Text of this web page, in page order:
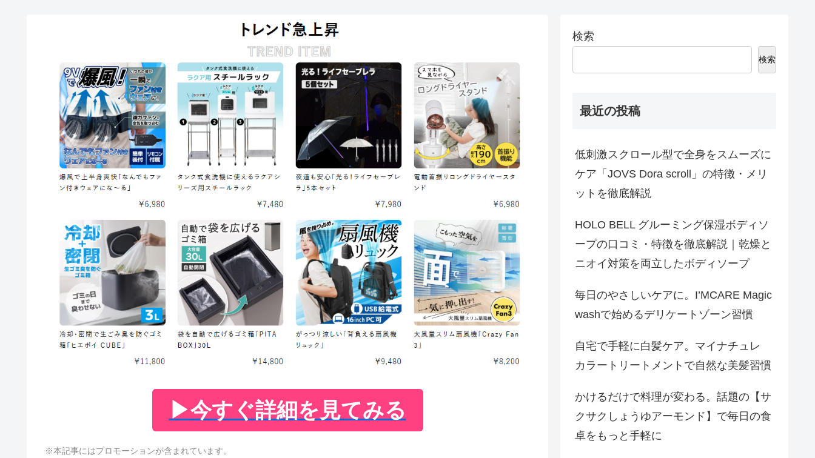
▶今すぐ詳細を見てみる
※本記事にはプロモーションが含まれています。
検索
検索
最近の投稿
低刺激スクロール型で全身をスムーズに
ケア「JOVS Dora scroll」の特徴・メリ
ットを徹底解説
HOLO BELL グルーミング保湿ボディソ
ープの口コミ・特徴を徹底解説｜乾燥と
ニオイ対策を両立したボディソープ
毎日のやさしいケアに。I’MCARE Magic
washで始めるデリケートゾーン習慣
自宅で手軽に白髪ケア。マイナチュレ
カラートリートメントで自然な美髪習慣
かけるだけで料理が変わる。話題の【サ
クサクしょうゆアーモンド】で毎日の食
卓をもっと手軽に